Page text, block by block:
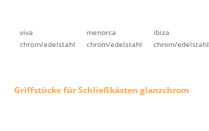
viva
chrom/edelstahl
menorca
chrom/edelstahl
ibiza
chrom/edelstahl
Griffstücke für Schließkästen glanzchrom